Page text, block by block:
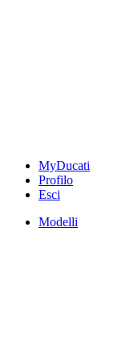
MyDucati
Profilo
Esci
Modelli